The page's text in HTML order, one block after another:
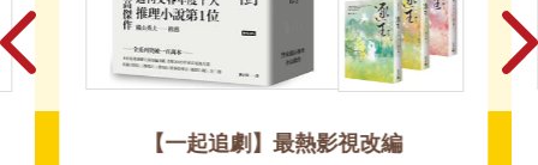
【一起追劇】最熱影視改編